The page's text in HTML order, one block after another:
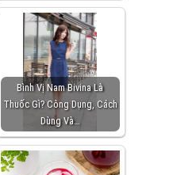
Bình Vị Nam Bivina Là
Thuốc Gì? Công Dụng, Cách
Dùng Và…